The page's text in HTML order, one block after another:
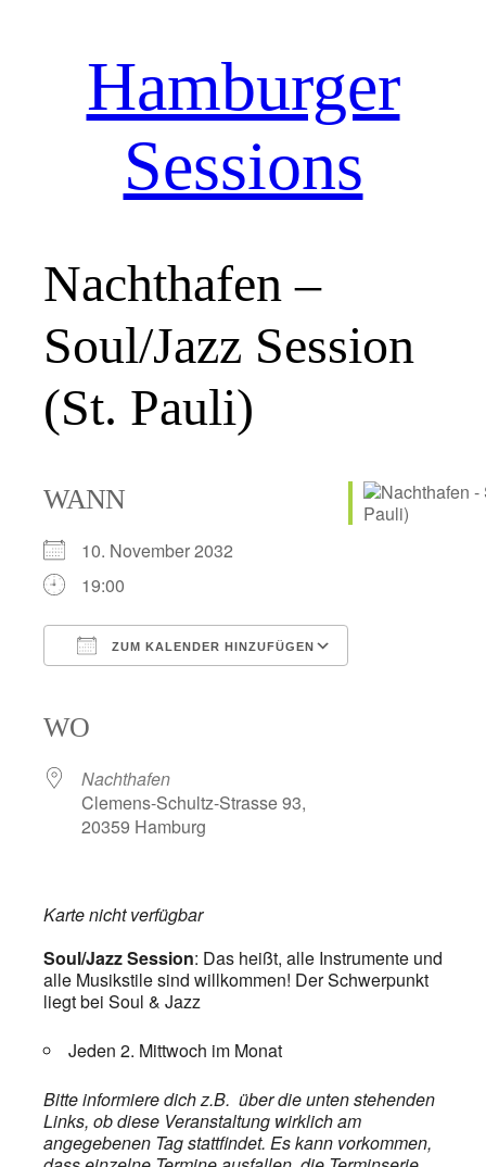
Hamburger
Sessions
Nachthafen –
Soul/Jazz Session
(St. Pauli)
WANN
10. November 2032
19:00
ZUM KALENDER HINZUFÜGEN
WO
Nachthafen
Clemens-Schultz-Strasse 93,
20359 Hamburg
Karte nicht verfügbar
Soul/Jazz Session: Das heißt, alle Instrumente und
alle Musikstile sind willkommen! Der Schwerpunkt
liegt bei Soul & Jazz
Jeden 2. Mittwoch im Monat
Bitte informiere dich z.B. über die unten stehenden
Links, ob diese Veranstaltung wirklich am
angegebenen Tag stattfindet. Es kann vorkommen,